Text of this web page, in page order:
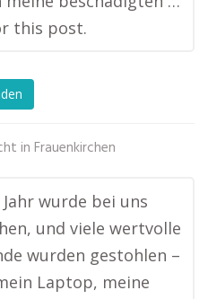
this post.
in Frauenkirchen
wurde bei uns
und viele wertvolle
wurden gestohlen –
Laptop, meine